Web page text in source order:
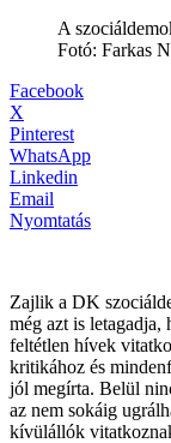
A
Fotó: Farkas
Facebook
X
Pinterest
WhatsApp
Linkedin
Email
Nyomtatás
Zajlik a DK
még azt is letagadja,
feltétlen hívek
kritikához és
jól megírta. Belül
az nem sokáig
kívülállók